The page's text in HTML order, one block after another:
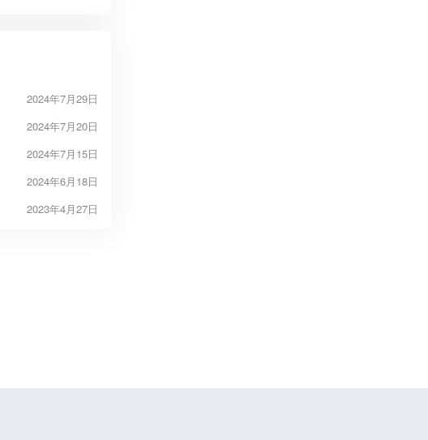
2024年7月29日
2024年7月20日
2024年7月15日
2024年6月18日
2023年4月27日